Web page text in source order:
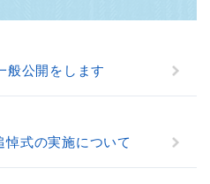
般公開をします
式の実施について